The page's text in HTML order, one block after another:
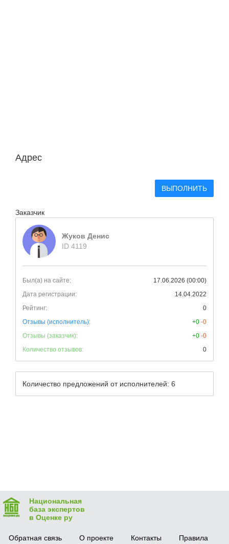
Адрес
ВЫПОЛНИТЬ
Заказчик
Жуков Денис
ID 4119
Был(а) на сайте:
17.06.2026 (00:00)
Дата регистрации:
14.04.2022
Рейтинг:
0
Отзывы (исполнитель):
+0 -0
Отзывы (заказчик):
+0 -0
Количество отзывов:
0
Количество предложений от исполнителей: 6
Национальная
база экспертов
в Оценке ру
Обратная связь О проекте Контакты Правила